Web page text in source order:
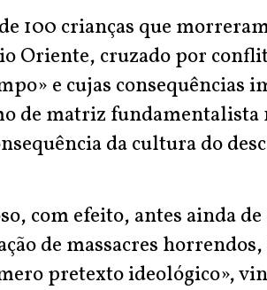
100 crianças que
Oriente, cruzado por
e cujas consequências
de matriz fundamentalista
da cultura do
com efeito, antes ainda de
de massacres
pretexto ideológico»,